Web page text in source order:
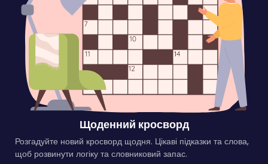
Щоденний кросворд
Розгадуйте новий кросворд щодня. Цікаві підказки та слова,
щоб розвинути логіку та словниковий запас.